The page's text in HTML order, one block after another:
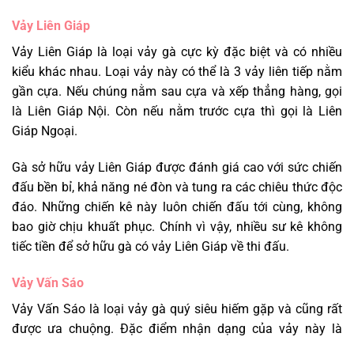
Vảy Liên Giáp
Vảy Liên Giáp là loại vảy gà cực kỳ đặc biệt và có nhiều
kiểu khác nhau. Loại vảy này có thể là 3 vảy liên tiếp nằm
gần cựa. Nếu chúng nằm sau cựa và xếp thẳng hàng, gọi
là Liên Giáp Nội. Còn nếu nằm trước cựa thì gọi là Liên
Giáp Ngoại.
Gà sở hữu vảy Liên Giáp được đánh giá cao với sức chiến
đấu bền bỉ, khả năng né đòn và tung ra các chiêu thức độc
đáo. Những chiến kê này luôn chiến đấu tới cùng, không
bao giờ chịu khuất phục. Chính vì vậy, nhiều sư kê không
tiếc tiền để sở hữu gà có vảy Liên Giáp về thi đấu.
Vảy Vấn Sáo
Vảy Vấn Sáo là loại vảy gà quý siêu hiếm gặp và cũng rất
được ưa chuộng. Đặc điểm nhận dạng của vảy này là